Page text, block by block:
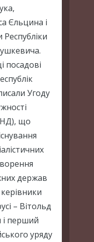
Єльцина і
посадові
Угоду
що
держав
– Вітольд
і перший
уряду